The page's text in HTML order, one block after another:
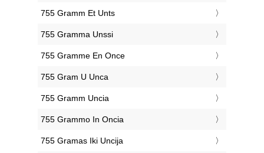
‎755 Gramm Et Unts
‎755 Gramma Unssi
‎755 Gramme En Once
‎755 Gram U Unca
‎755 Gramm Uncia
‎755 Grammo In Oncia
‎755 Gramas Iki Uncija